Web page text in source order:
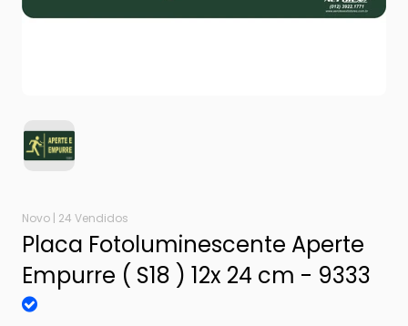
Novo | 24 Vendidos
Placa Fotoluminescente Aperte
Empurre ( S18 ) 12x 24 cm - 9333